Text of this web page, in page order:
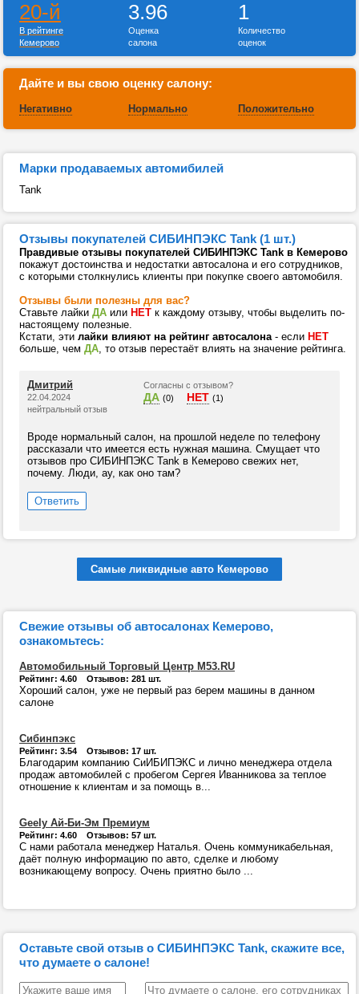
20-й
В рейтинге
Кемерово
3.96
Оценка
салона
1
Количество
оценок
Дайте и вы свою оценку салону:
Негативно Нормально Положительно
Марки продаваемых автомибилей
Tank
Отзывы покупателей СИБИНПЭКС Tank (1 шт.)
Правдивые отзывы покупателей СИБИНПЭКС Tank в Кемерово
покажут достоинства и недостатки автосалона и его сотрудников,
с которыми столкнулись клиенты при покупке своего автомобиля.
Отзывы были полезны для вас?
Ставьте лайки ДА или НЕТ к каждому отзыву, чтобы выделить по-
настоящему полезные.
Кстати, эти лайки влияют на рейтинг автосалона- если НЕТ
больше, чем ДА, то отзыв перестаёт влиять на значение рейтинга.
Дмитрий
22.04.2024
нейтральный отзыв
Согласны с отзывом?
ДА (0) НЕТ (1)
Вроде нормальный салон, на прошлой неделе по телефону
рассказали что имеется есть нужная машина. Смущает что
отзывов про СИБИНПЭКС Tank в Кемерово свежих нет,
почему. Люди, ау, как оно там?
Ответить
Самые ликвидные авто Кемерово
Свежие отзывы об автосалонах Кемерово,
ознакомьтесь:
Автомобильный Торговый Центр М53.RU
Рейтинг: 4.60 Отзывов: 281 шт.
Хороший салон, уже не первый раз берем машины в данном
салоне
Сибинпэкс
Рейтинг: 3.54 Отзывов: 17 шт.
Благодарим компанию СиИБИПЭКС и лично менеджера отдела
продаж автомобилей с пробегом Сергея Иванникова за теплое
отношение к клиентам и за помощь в...
Geely Ай-Би-Эм Премиум
Рейтинг: 4.60 Отзывов: 57 шт.
С нами работала менеджер Наталья. Очень коммуникабельная,
даёт полную информацию по авто, сделке и любому
возникающему вопросу. Очень приятно было ...
Оставьте свой отзыв о СИБИНПЭКС Tank, скажите все,
что думаете о салоне!